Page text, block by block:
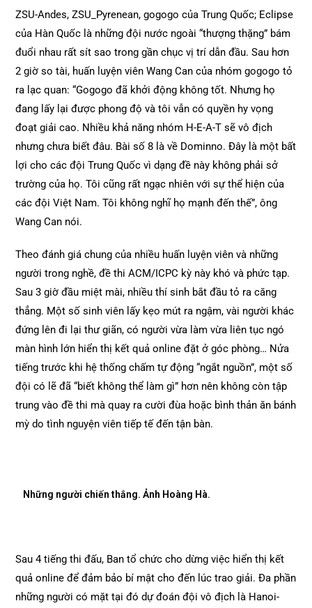
ZSU-Andes, ZSU_Pyrenean, gogogo của Trung Quốc; Eclipse
của Hàn Quốc là những đội nước ngoài “thượng thặng” bám
đuổi nhau rất sít sao trong gần chục vị trí dẫn đầu. Sau hơn
2 giờ so tài, huấn luyện viên Wang Can của nhóm gogogo tỏ
ra lạc quan: “Gogogo đã khởi động không tốt. Nhưng họ
đang lấy lại được phong độ và tôi vẫn có quyền hy vọng
đoạt giải cao. Nhiều khả năng nhóm H-E-A-T sẽ vô địch
nhưng chưa biết đâu. Bài số 8 là về Dominno. Đây là một bất
lợi cho các đội Trung Quốc vì dạng đề này không phải sở
trường của họ. Tôi cũng rất ngạc nhiên với sự thể hiện của
các đội Việt Nam. Tôi không nghĩ họ mạnh đến thế”, ông
Wang Can nói.
Theo đánh giá chung của nhiều huấn luyện viên và những
người trong nghề, đề thi ACM/ICPC kỳ này khó và phức tạp.
Sau 3 giờ đầu miệt mài, nhiều thí sinh bắt đầu tỏ ra căng
thẳng. Một số sinh viên lấy kẹo mút ra ngậm, vài người khác
đứng lên đi lại thư giãn, có người vừa làm vừa liên tục ngó
màn hình lớn hiển thị kết quả online đặt ở góc phòng… Nửa
tiếng trước khi hệ thống chấm tự động “ngắt nguồn”, một số
đội có lẽ đã “biết không thể làm gì” hơn nên không còn tập
trung vào đề thi mà quay ra cười đùa hoặc bình thản ăn bánh
mỳ do tình nguyện viên tiếp tế đến tận bàn.
Những người chiến thắng. Ảnh Hoàng Hà.
Sau 4 tiếng thi đấu, Ban tổ chức cho dừng việc hiển thị kết
quả online để đảm bảo bí mật cho đến lúc trao giải. Đa phần
những người có mặt tại đó dự đoán đội vô địch là Hanoi-